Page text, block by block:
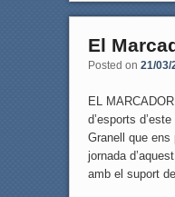
El
Posted on 21/03/
EL
d’esports
Granell que
jornada
amb el suport